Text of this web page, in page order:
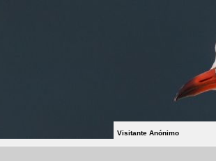
Visitante Anónimo